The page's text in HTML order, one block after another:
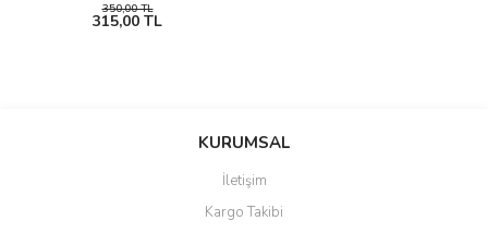
350,00 TL
315,00 TL
KURUMSAL
İletişim
Kargo Takibi